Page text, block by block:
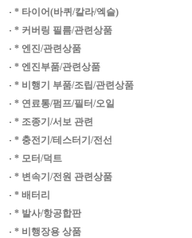
· * 타이어(바퀴/칼라/엑슬)
· * 커버링 필름/관련상품
· * 엔진/관련상품
· * 엔진부품/관련상품
· * 비행기 부품/조립/관련상품
· * 연료통/펌프/필터/오일
· * 조종기/서보 관련
· * 충전기/테스터기/전선
· * 모터/덕트
· * 변속기/전원 관련상품
· * 배터리
· * 발사/항공합판
· * 비행장용 상품